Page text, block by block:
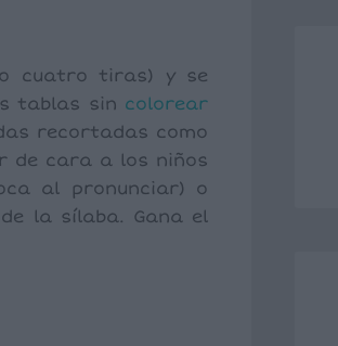
cuatro tiras) y se
tablas sin colorear
recortadas como
de cara a los niños
al pronunciar) o
la sílaba. Gana el